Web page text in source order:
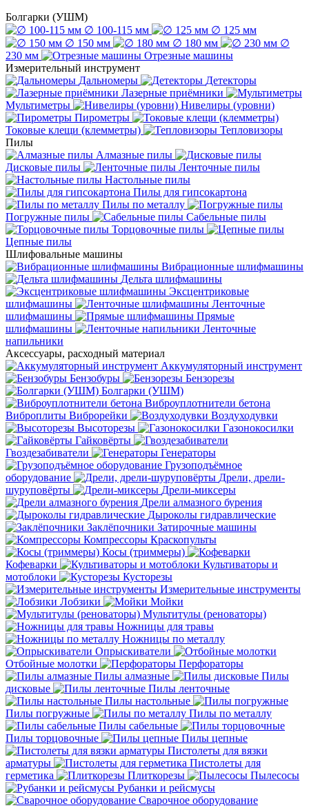
Болгарки (УШМ)
∅ 100-115 мм
∅ 125 мм
∅ 150 мм
∅ 180 мм
∅
230 мм
Отрезные машины
Измерительный инструмент
Дальномеры
Детекторы
Лазерные приёмники
Мультиметры
Нивелиры (уровни)
Пирометры
Токовые клещи (клемметры)
Тепловизоры
Пилы
Алмазные пилы
Дисковые пилы
Ленточные пилы
Настольные пилы
Пилы для гипсокартона
Пилы по металлу
Погружные пилы
Сабельные пилы
Торцовочные пилы
Цепные пилы
Шлифовальные машины
Вибрационные шлифмашины
Дельта шлифмашины
Эксцентриковые
шлифмашины
Ленточные
шлифмашины
Прямые
шлифмашины
Ленточные
напильники
Аксессуары, расходный материал
Аккумуляторный инструмент
Бензобуры
Бензорезы
Болгарки (УШМ)
Виброуплотнители бетона
Виброплиты Виброрейки
Воздуходувки
Высоторезы
Газонокосилки
Гайковёрты
Гвоздезабиватели
Генераторы
Грузоподъёмное
оборудование
Дрели, дрели-
шуруповёрты
Дрели-миксеры
Дрели алмазного бурения
Дыроколы гидравлические
Заклёпочники Затирочные машины
Компрессоры Краскопульты
Косы (триммеры)
Кофеварки
Культиваторы и
мотоблоки
Кусторезы
Измерительные инструменты
Лобзики
Мойки
Мультитулы (реноваторы)
Ножницы для травы
Ножницы по металлу
Опрыскиватели
Отбойные молотки
Перфораторы
Пилы алмазные
Пилы
дисковые
Пилы ленточные
Пилы настольные
Пилы погружные
Пилы по металлу
Пилы сабельные
Пилы торцовочные
Пилы цепные
Пистолеты для вязки
арматуры
Пистолеты для
герметика
Плиткорезы
Пылесосы
Рубанки и рейсмусы
Сварочное оборудование